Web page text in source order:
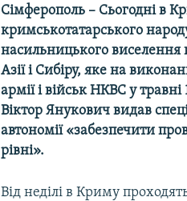
Сімферополь – Сьогодні в
кримськотатарського
насильницького виселення
Азії і Сибіру, яке на
армії і військ НКВС у
Віктор Янукович видав
автономії «забезпечити
рівні».
Від неділі в Криму